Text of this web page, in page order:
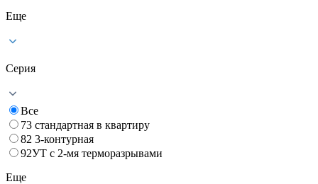
Еще
Серия
Все
73 стандартная в квартиру
82 3-контурная
92УТ с 2-мя терморазрывами
Еще